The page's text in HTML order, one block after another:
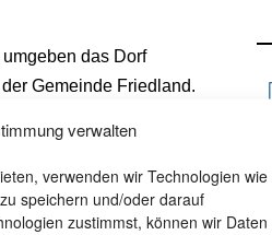
verwalten
verwenden wir Technologien wie
speichern und/oder darauf
zustimmst, können wir Daten
das Dorf
Gemeinde Friedland.
manche der fast
Umgebung und von weiter
mit Menschen aus
waren freiwillige